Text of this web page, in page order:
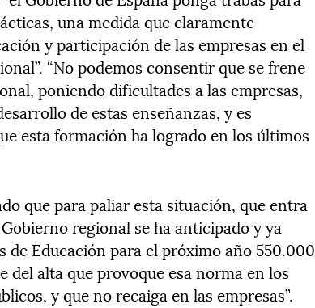
una medida que claramente
y participación de las empresas en el
“No podemos consentir que se frene
poniendo dificultades a las empresas,
de estas enseñanzas, y es
esta formación ha logrado en los últimos
que para paliar esta situación, que entra
regional se ha anticipado y ya
de Educación para el próximo año 550.000
del alta que provoque esa norma en los
y que no recaiga en las empresas”.